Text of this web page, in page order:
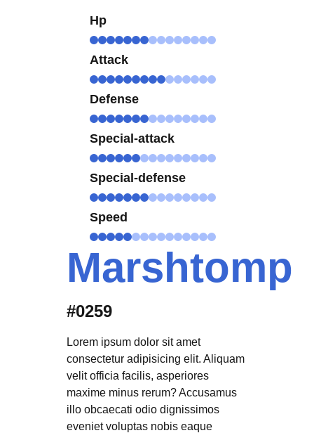
Hp
Attack
Defense
Special-attack
Special-defense
Speed
Marshtomp
#0259
Lorem ipsum dolor sit amet
consectetur adipisicing elit. Aliquam
velit officia facilis, asperiores
maxime minus rerum? Accusamus
illo obcaecati odio dignissimos
eveniet voluptas nobis eaque